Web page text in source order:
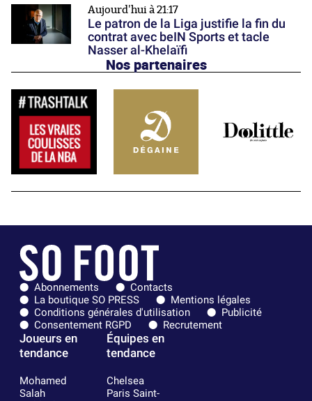
Aujourd'hui à 21:17
Le patron de la Liga justifie la fin du
contrat avec beIN Sports et tacle
Nasser al-Khelaïfi
Nos partenaires
Abonnements
Contacts
La boutique SO PRESS
Mentions légales
Conditions générales d'utilisation
Publicité
Consentement RGPD
Recrutement
Joueurs en
tendance
Mohamed
Salah
Équipes en
tendance
Chelsea
Paris Saint-